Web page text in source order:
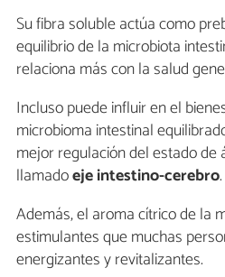
Su fibra soluble actúa como
equilibrio de la microbiota
relaciona más con la salud
Incluso puede influir en el
microbioma intestinal
mejor regulación del estado de
llamadoeje intestino-cerebro.
Además, el aroma cítrico de la
estimulantes que muchas
energizantes y revitalizantes.